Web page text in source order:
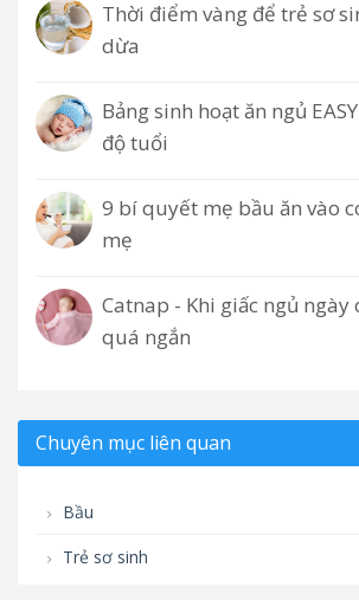
Thời điểm vàng để trẻ sơ
dừa
Bảng sinh hoạt ăn ngủ
độ tuổi
9 bí quyết mẹ bầu ăn vào
mẹ
Catnap - Khi giấc ngủ ngày
quá ngắn
Chuyên mục liên quan
Bầu
Trẻ sơ sinh